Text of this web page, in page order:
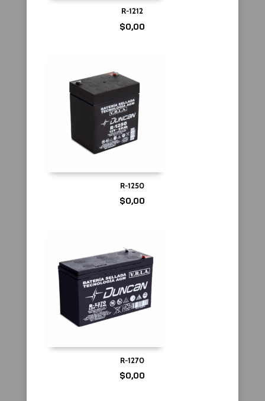
R-1212
$0,00
R-1250
$0,00
R-1270
$0,00